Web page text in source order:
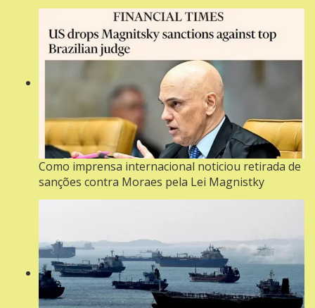
Como imprensa internacional noticiou retirada de
sanções contra Moraes pela Lei Magnistky